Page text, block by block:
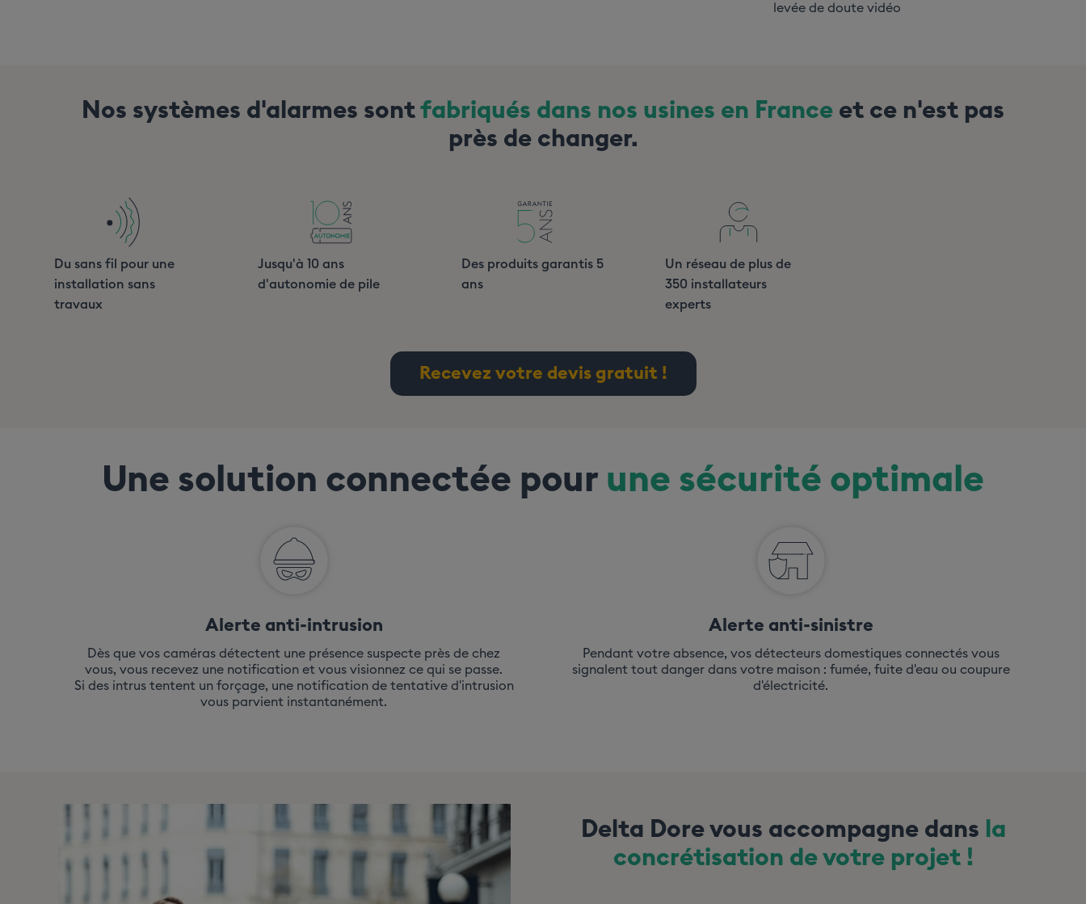
levée de doute vidéo
Nos systèmes d'alarmes sont fabriqués dans nos usines en France et ce n'est pas
près de changer.
Du sans fil pour une
installation sans
travaux
Jusqu'à 10 ans
d'autonomie de pile
Des produits garantis 5
ans
Un réseau de plus de
350 installateurs
experts
Recevez votre devis gratuit !
Une solution connectée pour une sécurité optimale
Alerte anti-intrusion
Dès que vos caméras détectent une présence suspecte près de chez
vous, vous recevez une notification et vous visionnez ce qui se passe.
Si des intrus tentent un forçage, une notification de tentative d'intrusion
vous parvient instantanément.
Alerte anti-sinistre
Pendant votre absence, vos détecteurs domestiques connectés vous
signalent tout danger dans votre maison : fumée, fuite d'eau ou coupure
d'électricité.
Delta Dore vous accompagne dans la
concrétisation de votre projet !